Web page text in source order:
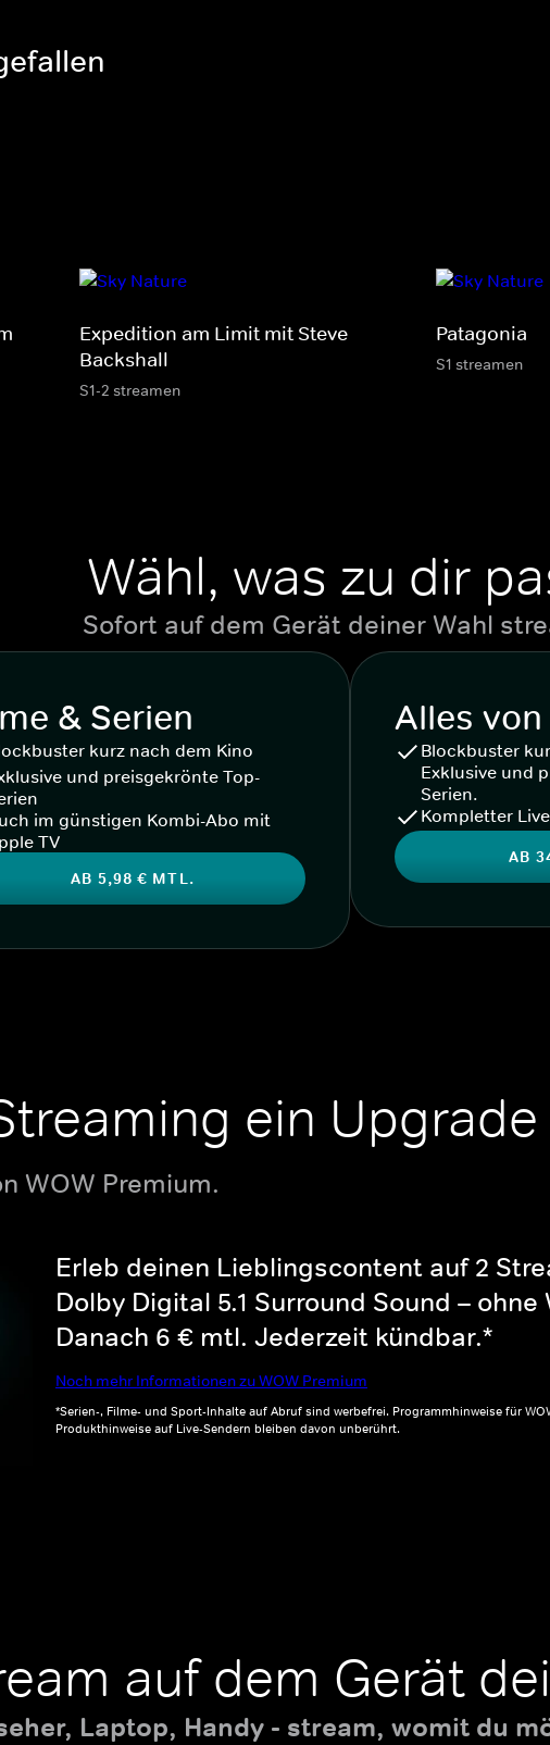
Expedition am Limit mit Steve
Backshall
S1-2 streamen
Patagonia
S1 streamen
Wähl, was zu dir
Sofort auf dem Gerät deiner Wahl
& Serien
kurz nach dem Kino
und preisgekrönte Top-
im günstigen Kombi-Abo mit
TV
AB 5,98 € MTL.
Alles von
Blockbuster
Exklusive und
Serien.
Kompletter
AB
ein Upgrade
WOW Premium.
Erleb deinen Lieblingscontent auf 2
Dolby Digital 5.1 Surround Sound –
Danach 6 € mtl. Jederzeit kündbar.*
Noch mehr Informationen zu WOW Premium
*Serien-, Filme- und Sport-Inhalte auf Abruf sind werbefrei. Programmhinweise für
Produkthinweise auf Live-Sendern bleiben davon unberührt.
auf dem Gerät
Laptop, Handy - stream, womit du